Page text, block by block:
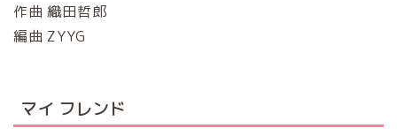
作曲 織田哲郎
編曲 ZYYG
マイ フレンド